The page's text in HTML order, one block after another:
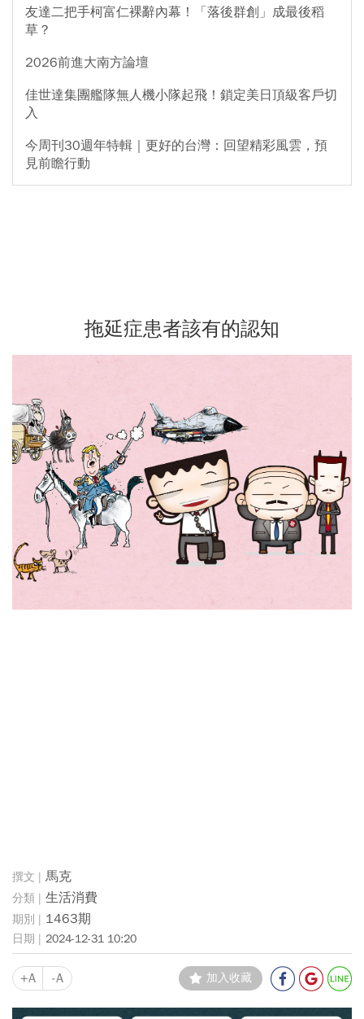
友達二把手柯富仁裸辭內幕！「落後群創」成最後稻
草？
2026前進大南方論壇
佳世達集團艦隊無人機小隊起飛！鎖定美日頂級客戶切
入
今周刊30週年特輯｜更好的台灣：回望精彩風雲，預
見前瞻行動
拖延症患者該有的認知
馬克
生活消費
1463期
2024-12-31 10:20
+A -A 加入收藏